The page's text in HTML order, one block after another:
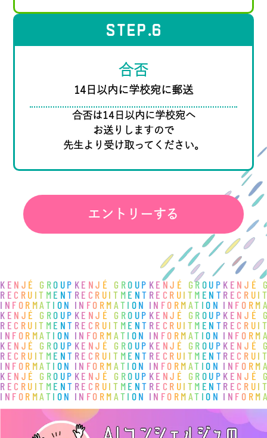
STEP.6
合否
14日以内に学校宛に郵送
合否は14日以内に学校宛へ
お送りしますので
先生より受け取ってください。
エントリーする
KENJÉ GROUP
RECRUITMENT
INFORMATION
KENJÉ GROUP
RECRUITMENT
INFORMATION
KENJÉ GROUP
RECRUITMENT
INFORMATION
KENJÉ GROUP
RECRUITMENT
INFORMATION
KENJÉ GROUP
RECRUITMENT
INFORMATION
KENJÉ GROUP
RECRUITMENT
INFORMATION
KENJÉ GROUP
RECRUITMENT
INFORMATION
KENJÉ GROUP
RECRUITMENT
INFORMATION
KENJÉ GROUP
RECRUITMENT
INFORMATION
KENJÉ GROUP
RECRUITMENT
INFORMATION
KENJÉ GROUP
RECRUITMENT
INFORMATION
KENJÉ GROUP
RECRUITMENT
INFORMATION
KENJÉ
KENJÉ
KENJÉ
KENJÉ